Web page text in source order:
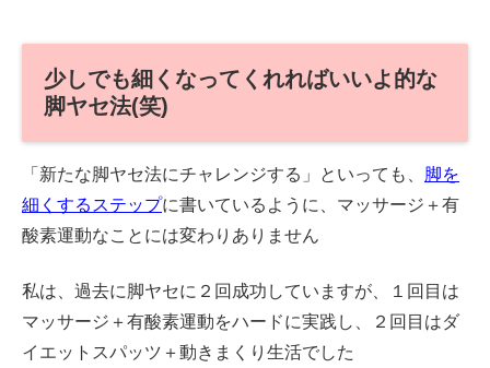
少しでも細くなってくれればいいよ的な
脚ヤセ法(笑)
「新たな脚ヤセ法にチャレンジする」といっても、 脚を
細くするステップに書いているように、マッサージ＋有
酸素運動なことには変わりありません
私は、過去に脚ヤセに２回成功していますが、１回目は
マッサージ＋有酸素運動をハードに実践し、２回目はダ
イエットスパッツ＋動きまくり生活でした